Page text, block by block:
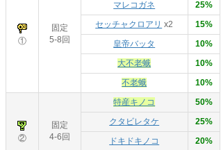
①
固定
5-8回
マレコガネ
25%
セッチャクロアリ x2
15%
皇帝バッタ
10%
大不老蛾
10%
不老蛾
10%
②
固定
4-6回
特産キノコ
50%
クタビレタケ
25%
ドキドキノコ
20%